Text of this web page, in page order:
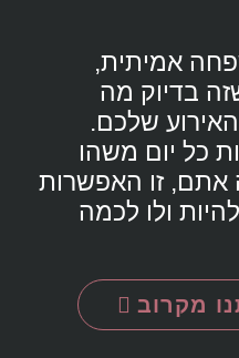
מיתית,
בדיוק מה
שלכם.
כל יום משהו
אתם, זו האפשרות
ולו לכמה
מקרוב